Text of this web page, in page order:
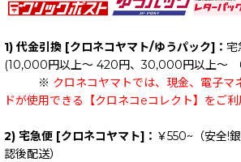
1) 代金引換 [クロネコヤマト/ゆうパック]： 宅
(10,000円以上～ 420円、30,000円以上～
※ クロネコヤマトでは、現金、電子マ
ドが使用できる【クロネコeコレクト】をご利
2) 宅急便 [クロネコヤマト]： ￥550~（安全!
認後配送）